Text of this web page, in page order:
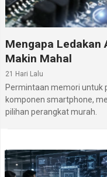
Mengapa Ledakan
Makin Mahal
21 Hari Lalu
Permintaan memori untuk
komponen smartphone,
pilihan perangkat murah.